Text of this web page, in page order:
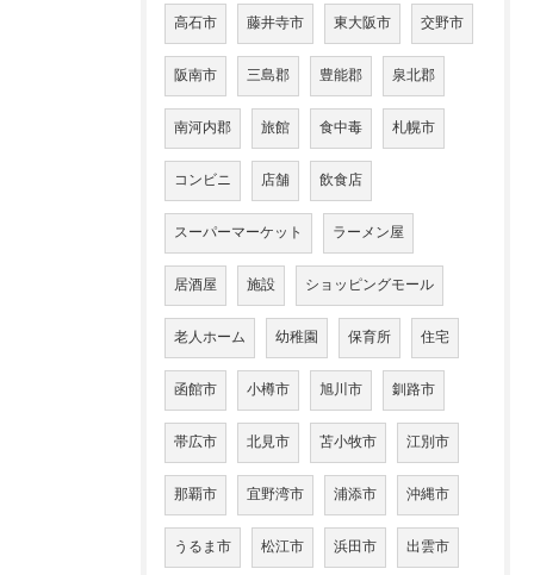
高石市 藤井寺市 東大阪市 交野市
阪南市 三島郡 豊能郡 泉北郡
南河内郡 旅館 食中毒 札幌市
コンビニ 店舗 飲食店
スーパーマーケット ラーメン屋
居酒屋 施設 ショッピングモール
老人ホーム 幼稚園 保育所 住宅
函館市 小樽市 旭川市 釧路市
帯広市 北見市 苫小牧市 江別市
那覇市 宜野湾市 浦添市 沖縄市
うるま市 松江市 浜田市 出雲市